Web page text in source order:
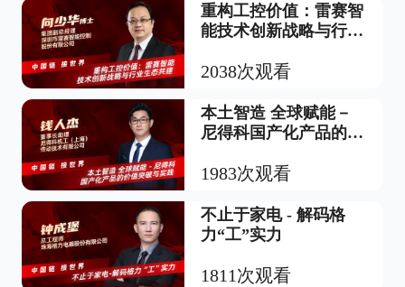
重构工控价值：雷赛智
能技术创新战略与行业
2038次观看
本土智造 全球赋能－
尼得科国产化产品的价
1983次观看
不止于家电 - 解码格
力“工”实力
1811次观看